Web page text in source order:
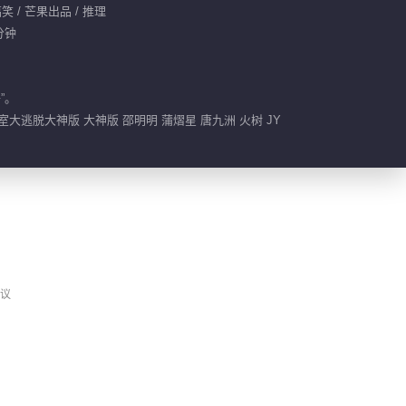
/ 芒果出品 / 推理
钟
大逃脱大神版 大神版 邵明明 蒲熠星 唐九洲 火树 JY